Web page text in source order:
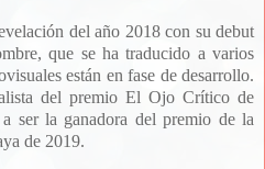
del año 2018 con su debut
que se ha traducido a varios
están en fase de desarrollo.
del premio El Ojo Crítico de
ser la ganadora del premio de la
de 2019.